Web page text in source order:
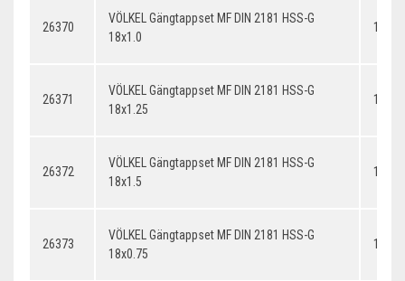
26370
VÖLKEL Gängtappset MF DIN 2181 HSS-G
18x1.0
26371
VÖLKEL Gängtappset MF DIN 2181 HSS-G
18x1.25
26372
VÖLKEL Gängtappset MF DIN 2181 HSS-G
18x1.5
26373
VÖLKEL Gängtappset MF DIN 2181 HSS-G
18x0.75